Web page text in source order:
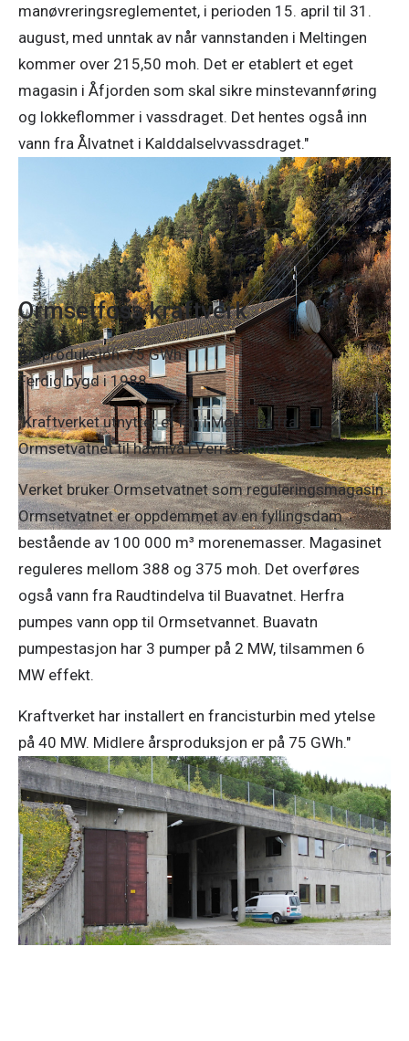
manøvreringsreglementet, i perioden 15. april til 31.
august, med unntak av når vannstanden i Meltingen
kommer over 215,50 moh. Det er etablert et eget
magasin i Åfjorden som skal sikre minstevannføring
og lokkeflommer i vassdraget. Det hentes også inn
vann fra Ålvatnet i Kalddalselvvassdraget."
Ormsetfoss kraftverk
Årsproduksjon: 75 GWh
Ferdig bygd i 1988
"Kraftverket utnytter et fall i Moldelva fra
Ormsetvatnet til havnivå i Verrasundet.
Verket bruker Ormsetvatnet som reguleringsmagasin.
Ormsetvatnet er oppdemmet av en fyllingsdam
bestående av 100 000 m³ morenemasser. Magasinet
reguleres mellom 388 og 375 moh. Det overføres
også vann fra Raudtindelva til Buavatnet. Herfra
pumpes vann opp til Ormsetvannet. Buavatn
pumpestasjon har 3 pumper på 2 MW, tilsammen 6
MW effekt.
Kraftverket har installert en francisturbin med ytelse
på 40 MW. Midlere årsproduksjon er på 75 GWh."